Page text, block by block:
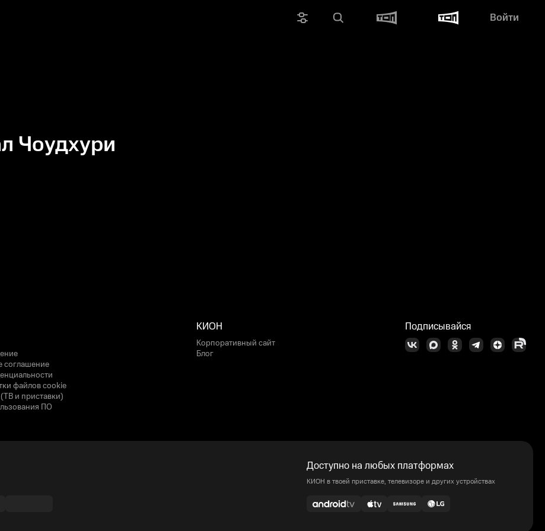
Войти
Чоудхури
соглашение
файлов cookie
и приставки)
ПО
КИОН
Корпоративный сайт
Блог
Подписывайся
Доступно на любых платформах
КИОН в твоей приставке, телевизоре и других устройствах